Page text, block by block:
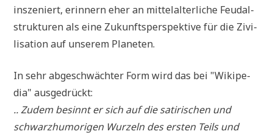
insze­niert, erin­nern eher an mit­tel­al­ter­li­che Feu­dal­
struk­tu­ren als eine Zukunfts­per­spek­ti­ve für die Zivi­
li­sa­ti­on auf unse­rem Planeten.
In sehr abge­schwäch­ter Form wird das bei "Wiki­pe­
dia" ausgedrückt:
.. Zudem besinnt er sich auf die sati­ri­schen und
schwarz­hu­mo­ri­gen Wur­zeln des ersten Teils und